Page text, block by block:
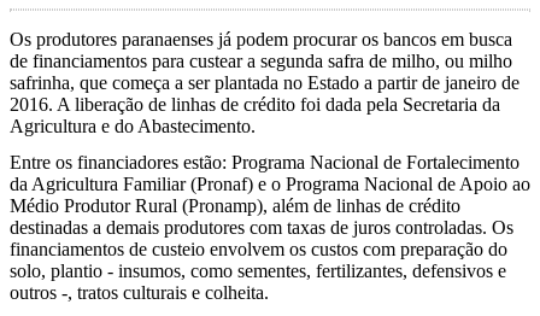
Os produtores paranaenses já podem procurar os bancos em busca
de financiamentos para custear a segunda safra de milho, ou milho
safrinha, que começa a ser plantada no Estado a partir de janeiro de
2016. A liberação de linhas de crédito foi dada pela Secretaria da
Agricultura e do Abastecimento.
Entre os financiadores estão: Programa Nacional de Fortalecimento
da Agricultura Familiar (Pronaf) e o Programa Nacional de Apoio ao
Médio Produtor Rural (Pronamp), além de linhas de crédito
destinadas a demais produtores com taxas de juros controladas. Os
financiamentos de custeio envolvem os custos com preparação do
solo, plantio - insumos, como sementes, fertilizantes, defensivos e
outros -, tratos culturais e colheita.